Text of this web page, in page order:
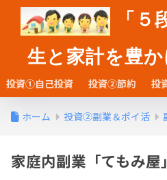
「５
生と家計を豊
投資①自己投資 投資②節約 投
ホーム 投資②副業＆ポイ活
家庭内副業「てもみ屋」